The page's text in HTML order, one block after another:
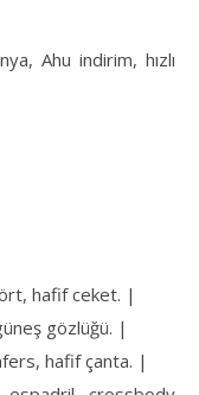
Ahu indirim, hızlı
hafif ceket. |
gözlüğü. |
hafif çanta. |